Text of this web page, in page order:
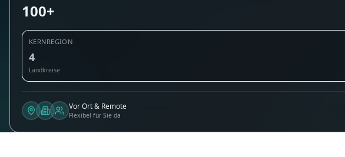
100+
KERNREGION
4
Landkreise
Vor Ort & Remote
Flexibel für Sie da